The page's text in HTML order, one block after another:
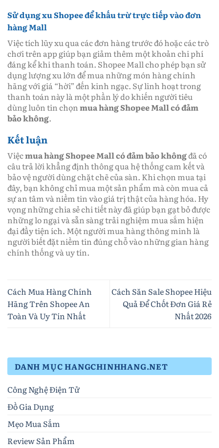
Sử dụng xu Shopee để khấu trừ trực tiếp vào đơn
hàng Mall
Việc tích lũy xu qua các đơn hàng trước đó hoặc các trò
chơi trên app giúp bạn giảm thêm một khoản chi phí
đáng kể khi thanh toán. Shopee Mall cho phép bạn sử
dụng lượng xu lớn để mua những món hàng chính
hãng với giá “hời” đến kinh ngạc. Sự linh hoạt trong
thanh toán này là một phần lý do khiến người tiêu
dùng luôn tin chọnmua hàng Shopee Mall có đảm
bảo không.
Kết luận
Việcmua hàng Shopee Mall có đảm bảo khôngđã có
câu trả lời khẳng định thông qua hệ thống cam kết và
bảo vệ người dùng chặt chẽ của sàn. Khi chọn mua tại
đây, bạn không chỉ mua một sản phẩm mà còn mua cả
sự an tâm và niềm tin vào giá trị thật của hàng hóa. Hy
vọng những chia sẻ chi tiết này đã giúp bạn gạt bỏ được
những lo ngại và sẵn sàng trải nghiệm mua sắm hiện
đại đầy tiện ích. Một người mua hàng thông minh là
người biết đặt niềm tin đúng chỗ vào những gian hàng
chính thống và uy tín.
Cách Mua Hàng Chính
Hãng Trên Shopee An
Toàn Và Uy Tín Nhất
Cách Săn Sale Shopee Hiệu
Quả Để Chốt Đơn Giá Rẻ
Nhất 2026
DANH MỤC HANGCHINHHANG.NET
Công Nghệ Điện Tử
Đồ Gia Dụng
Mẹo Mua Sắm
Review Sản Phẩm